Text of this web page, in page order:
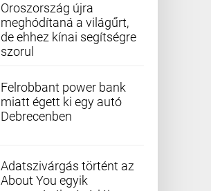
Oroszország újra
meghódítaná a világűrt,
de ehhez kínai segítségre
szorul
Felrobbant power bank
miatt égett ki egy autó
Debrecenben
Adatszivárgás történt az
About You egyik